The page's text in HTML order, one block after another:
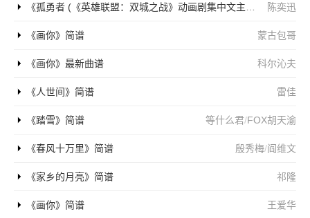
陈奕迅
《孤勇者 (《英雄联盟：双城之战》动画剧集中文主题曲)》简谱
蒙古包哥
《画你》简谱
科尔沁夫
《画你》最新曲谱
雷佳
《人世间》简谱
等什么君/FOX胡天渝
《踏雪》简谱
殷秀梅/阎维文
《春风十万里》简谱
祁隆
《家乡的月亮》简谱
王爱华
《画你》简谱